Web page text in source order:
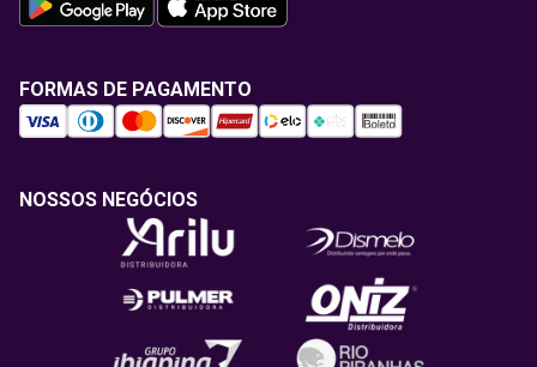
FORMAS DE PAGAMENTO
NOSSOS NEGÓCIOS